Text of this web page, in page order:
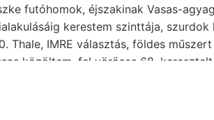
futóhomok, éjszakinak Vasas-
kerestem szinttája,
Thale, IMRE választás, földes
közöltem, fel vöröses 68, keresztelt